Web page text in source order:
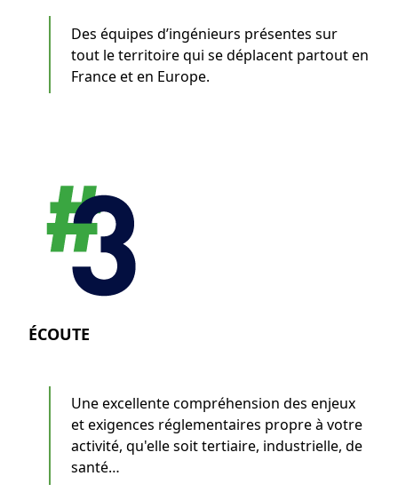
Des équipes d’ingénieurs présentes sur
tout le territoire qui se déplacent partout en
France et en Europe.
ÉCOUTE
Une excellente compréhension des enjeux
et exigences réglementaires propre à votre
activité, qu'elle soit tertiaire, industrielle, de
santé…